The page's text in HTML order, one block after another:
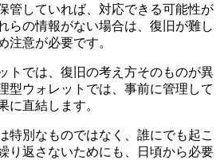
管していれば、対応できる可能性が
らの情報がない場合は、復旧が難し
注意が必要です。
トでは、復旧の考え方そのものが異
型ウォレットでは、事前に管理して
に直結します。
特別なものではなく、誰にでも起こ
り返さないためにも、日頃から必要